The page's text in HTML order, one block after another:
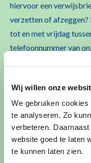
Wij willen onze
We gebruiken
te analyseren. Zo
verbeteren.
website goed te laten
te kunnen laten zien.
hiervoor een
verzetten of afzeggen?
tot en met vrijdag
telefoonnummer van
U kunt voor het
mailen:
Ofmaak gebruik van
afspraken inzien.
Meer info over